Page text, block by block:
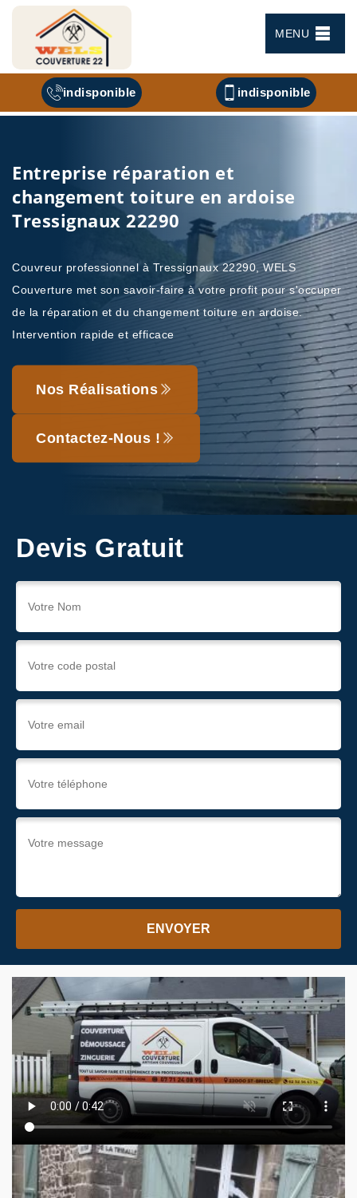
MENU
indisponible indisponible
Entreprise réparation et
changement toiture en ardoise
Tressignaux 22290
Couvreur professionnel à Tressignaux 22290, WELS
Couverture met son savoir-faire à votre profit pour s'occuper
de la réparation et du changement toiture en ardoise.
Intervention rapide et efficace
Nos Réalisations
Contactez-Nous !
Devis Gratuit